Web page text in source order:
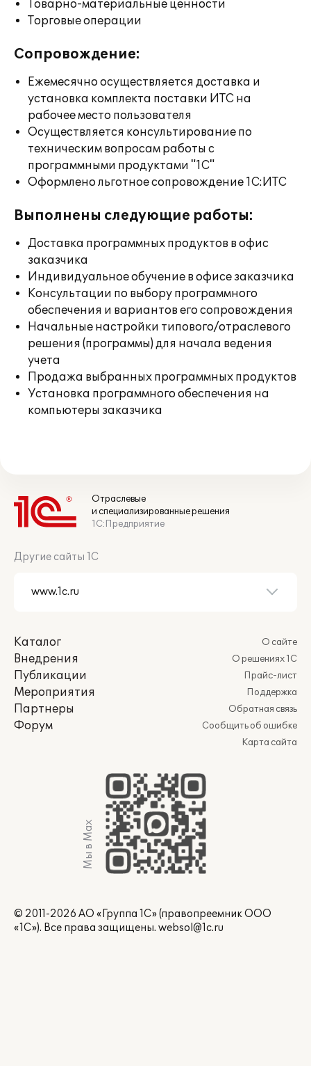
Товарно-материальные ценности
Торговые операции
Сопровождение:
Ежемесячно осуществляется доставка и
установка комплекта поставки ИТС на
рабочее место пользователя
Осуществляется консультирование по
техническим вопросам работы с
программными продуктами "1С"
Оформлено льготное сопровождение 1С:ИТС
Выполнены следующие работы:
Доставка программных продуктов в офис
заказчика
Индивидуальное обучение в офисе заказчика
Консультации по выбору программного
обеспечения и вариантов его сопровождения
Начальные настройки типового/отраслевого
решения (программы) для начала ведения
учета
Продажа выбранных программных продуктов
Установка программного обеспечения на
компьютеры заказчика
Отраслевые
и специализированные решения
1С:Предприятие
Другие сайты 1С
Каталог
Внедрения
Публикации
Мероприятия
Партнеры
Форум
О сайте
О решениях 1С
Прайс-лист
Поддержка
Обратная связь
Сообщить об ошибке
Карта сайта
Мы в Max
© 2011-2026 АО «Группа 1С» (правопреемник ООО
«1С»). Все права защищены. websol@1c.ru